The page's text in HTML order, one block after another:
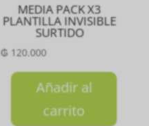
MEDIA PACK X3
PLANTILLA INVISIBLE
SURTIDO
₲ 120.000
Añadir al
carrito